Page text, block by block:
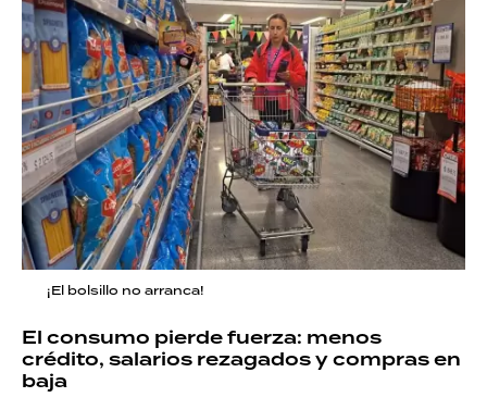
¡El bolsillo no arranca!
El consumo pierde fuerza: menos
crédito, salarios rezagados y compras en
baja